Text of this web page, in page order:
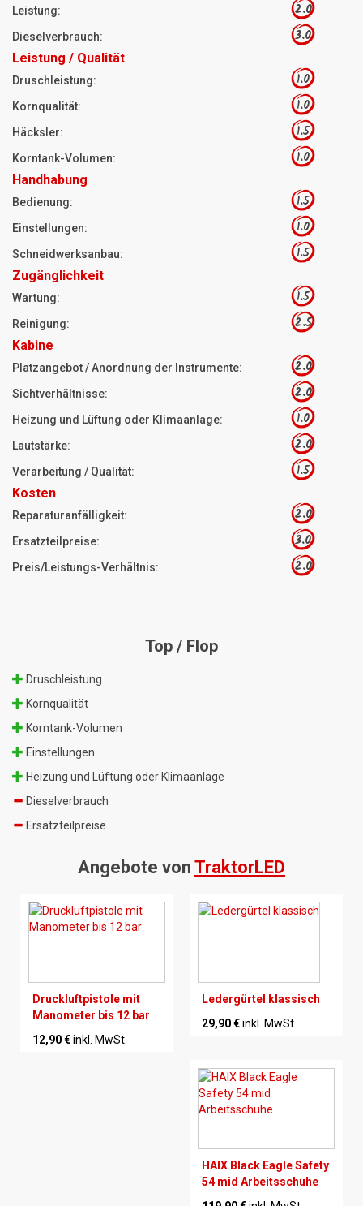
Leistung: 2.0
Dieselverbrauch: 3.0
Leistung / Qualität
Druschleistung: 1.0
Kornqualität: 1.0
Häcksler: 1.5
Korntank-Volumen: 1.0
Handhabung
Bedienung: 1.5
Einstellungen: 1.0
Schneidwerksanbau: 1.5
Zugänglichkeit
Wartung: 1.5
Reinigung: 2.5
Kabine
Platzangebot / Anordnung der Instrumente: 2.0
Sichtverhältnisse: 2.0
Heizung und Lüftung oder Klimaanlage: 1.0
Lautstärke: 2.0
Verarbeitung / Qualität: 1.5
Kosten
Reparaturanfälligkeit: 2.0
Ersatzteilpreise: 3.0
Preis/Leistungs-Verhältnis: 2.0
Top / Flop
Druschleistung
Kornqualität
Korntank-Volumen
Einstellungen
Heizung und Lüftung oder Klimaanlage
Dieselverbrauch
Ersatzteilpreise
Angebote von TraktorLED
Druckluftpistole mit
Manometer bis 12 bar
12,90 €inkl. MwSt.
Ledergürtel klassisch
29,90 €inkl. MwSt.
HAIX Black Eagle Safety
54 mid Arbeitsschuhe